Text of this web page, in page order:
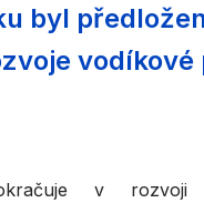
byl
v rozvoji